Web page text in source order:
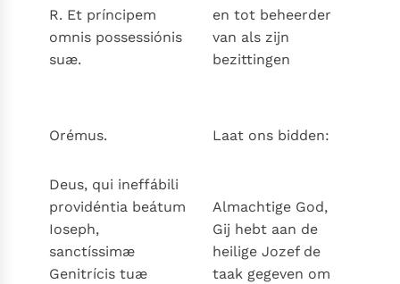
R. Et príncipem
omnis possessiónis
suæ.
en tot beheerder
van als zijn
bezittingen
Orémus. Laat ons bidden:
Deus, qui ineffábili
providéntia beátum
Ioseph,
sanctíssimæ
Genitrícis tuæ
Almachtige God,
Gij hebt aan de
heilige Jozef de
taak gegeven om